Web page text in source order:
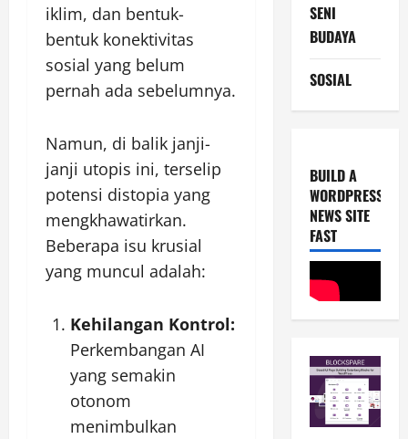
iklim, dan bentuk-
bentuk konektivitas
sosial yang belum
pernah ada sebelumnya.
Namun, di balik janji-
janji utopis ini, terselip
potensi distopia yang
mengkhawatirkan.
Beberapa isu krusial
yang muncul adalah:
Kehilangan Kontrol:
Perkembangan AI
yang semakin
otonom
menimbulkan
SENI
BUDAYA
SOSIAL
BUILD A
WORDPRESS
NEWS SITE
FAST